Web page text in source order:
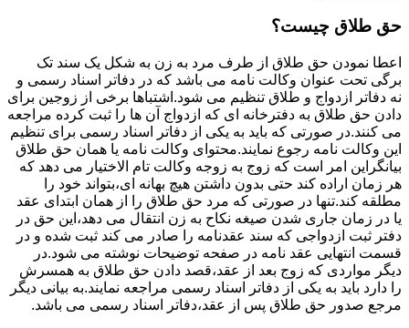
حق طلاق چیست؟
اعطا نمودن حق طلاق از طرف مرد به زن به شکل یک سند تک
برگی تحت عنوان وکالت نامه می باشد که در دفاتر اسناد رسمی و
نه دفاتر ازدواج و طلاق تنظیم می شود.اشتباها برخی از زوجین برای
دادن حق طلاق به دفترخانه ای که ازدواج آن ها را ثبت کرده مراجعه
می کنند.در صورتی که باید به یکی از دفاتر اسناد رسمی برای تنظیم
این وکالت نامه رجوع نمایند.محتوای وکالت نامه یا همان حق طلاق
بیانگراین امر است که زوج به زوجه وکالت تام الاختیار می دهد که
هر زمان اراده کند حتی بدون داشتن هیچ بهانه ای،بتواند خود را
مطلقه کند.تنها در صورتی که مرد حق طلاق را از همان ابتدای عقد
یا در زمان جاری شدن صیغه نکاح به زن انتقال می دهد،این حق در
دفتر ثبت ازدواجی که سند عقدنامه را صادر می کند ثبت شده و در
قسمت انتهایی عقد نامه در صفحه توضیحات نوشته می شود.در
دیگر مواردی که زوج بعد از عقد،قصد دادن حق طلاق به همسرش
را دارد باید به یکی از دفاتر اسناد رسمی مراجعه نمایند.به بیانی دیگر
مرجع صدور حق طلاق پس از عقد،دفاتر اسناد رسمی می باشد.